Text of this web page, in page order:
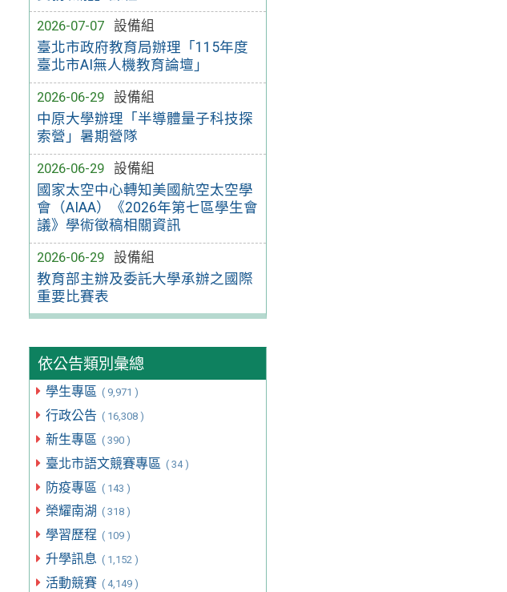
2026-07-07
設備組
臺北市政府教育局辦理「115年度
臺北市AI無人機教育論壇」
2026-06-29
設備組
中原大學辦理「半導體量子科技探
索營」暑期營隊
2026-06-29
設備組
國家太空中心轉知美國航空太空學
會（AIAA）《2026年第七區學生會
議》學術徵稿相關資訊
2026-06-29
設備組
教育部主辦及委託大學承辦之國際
重要比賽表
依公告類別彙總
學生專區 ( 9,971 )
行政公告 ( 16,308 )
新生專區 ( 390 )
臺北市語文競賽專區 ( 34 )
防疫專區 ( 143 )
榮耀南湖 ( 318 )
學習歷程 ( 109 )
升學訊息 ( 1,152 )
活動競賽 ( 4,149 )